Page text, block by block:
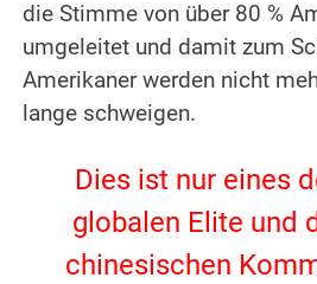
die Stimme von über 80 %
umgeleitet und damit zum
Amerikaner werden nicht
lange schweigen.
Dies ist nur eines
globalen Elite und
chinesischen